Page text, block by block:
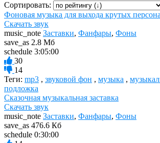
Сортировать:
Фоновая музыка для выхода крутых
Скачать звук
music_note Заставки, Фанфары, Фоны
save_as 2.8 Мб
schedule 3:05:00
30
14
Теги: mp3 , звуковой фон , музыка ,
подложка
Сказочная музыкальная заставка
Скачать звук
music_note Заставки, Фанфары, Фоны
save_as 476.6 Кб
schedule 0:30:00